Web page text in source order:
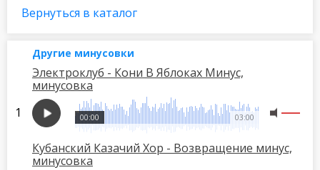
Вернуться в каталог
Другие минусовки
Электроклуб - Кони В Яблоках Минус,
минусовка
03:00
00:00
Кубанский Казачий Хор - Возвращение минус,
минусовка